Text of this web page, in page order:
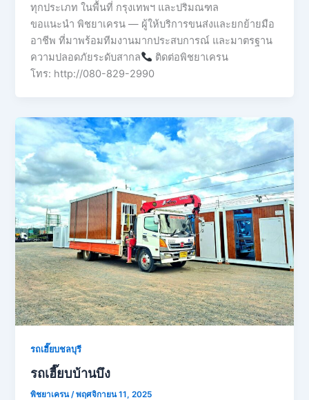
ทุกประเภท ในพื้นที่ กรุงเทพฯ และปริมณฑล
ขอแนะนำ พิชยาเครน — ผู้ให้บริการขนส่งและยกย้ายมือ
อาชีพ ที่มาพร้อมทีมงานมากประสบการณ์ และมาตรฐาน
ความปลอดภัยระดับสากล
ติดต่อพิชยาเครน
โทร: http://080-829-2990
รถเฮี๊ยบชลบุรี
รถเฮี๊ยบบ้านบึง
พิชยาเครน /พฤศจิกายน 11, 2025